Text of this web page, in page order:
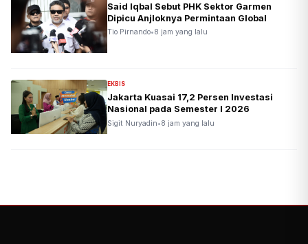
Said Iqbal Sebut PHK Sektor Garmen
Dipicu Anjloknya Permintaan Global
Tio Pirnando•8 jam yang lalu
EKBIS
Jakarta Kuasai 17,2 Persen Investasi
Nasional pada Semester I 2026
Sigit Nuryadin•8 jam yang lalu